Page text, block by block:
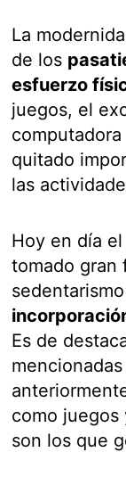
La
de los
esfuerzo
juegos, el
quitado
las
Hoy en día
tomado gran
Es de
como
son los que